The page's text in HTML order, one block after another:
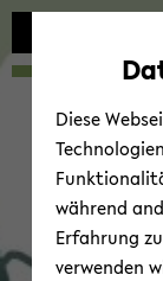
Diese
während
Erfahrung
verwenden